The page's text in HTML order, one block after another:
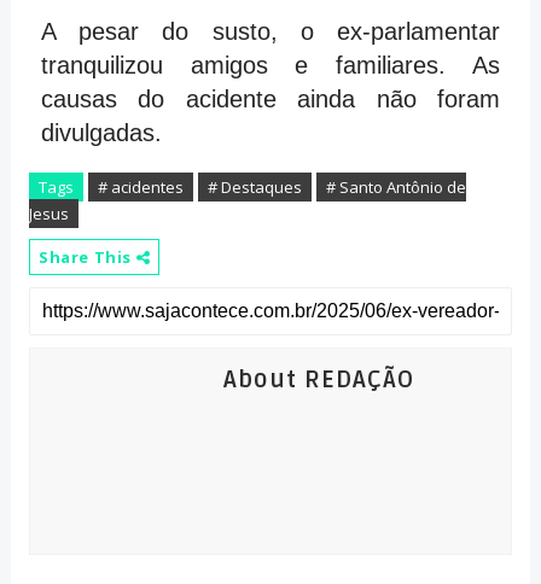
A pesar do susto, o ex-parlamentar
tranquilizou amigos e familiares. As
causas do acidente ainda não foram
divulgadas.
Tags # acidentes # Destaques
# Santo Antônio de
Jesus
Share This
About REDAÇÃO